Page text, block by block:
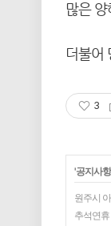
많은
더불어
3
'공지사항
원주시
추석연